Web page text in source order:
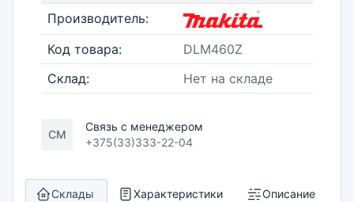
Производитель:
Код товара:
DLM460Z
Склад:
Нет на складе
СМ
Связь с менеджером
+375(33)333-22-04
Склады Характеристики Описание